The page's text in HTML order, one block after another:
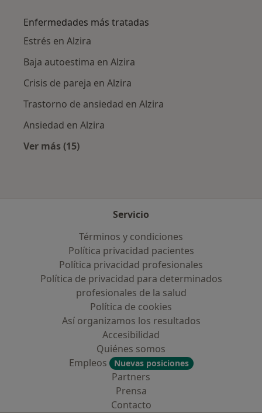
Enfermedades más tratadas
Estrés en Alzira
Baja autoestima en Alzira
Crisis de pareja en Alzira
Trastorno de ansiedad en Alzira
Ansiedad en Alzira
Ver más (15)
Servicio
Términos y condiciones
Política privacidad pacientes
Política privacidad profesionales
Política de privacidad para determinados
profesionales de la salud
Política de cookies
Así organizamos los resultados
Accesibilidad
Quiénes somos
Empleos
Nuevas posiciones
Partners
Prensa
Contacto